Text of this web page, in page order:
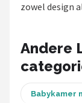
Zazu
Paladone
Aigostar
Flow
zowel design
Andere
Babykamer